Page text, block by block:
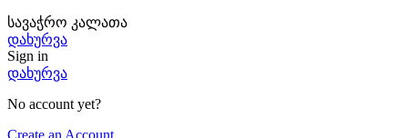
სავაჭრო კალათა
დახურვა
Sign in
დახურვა
No account yet?